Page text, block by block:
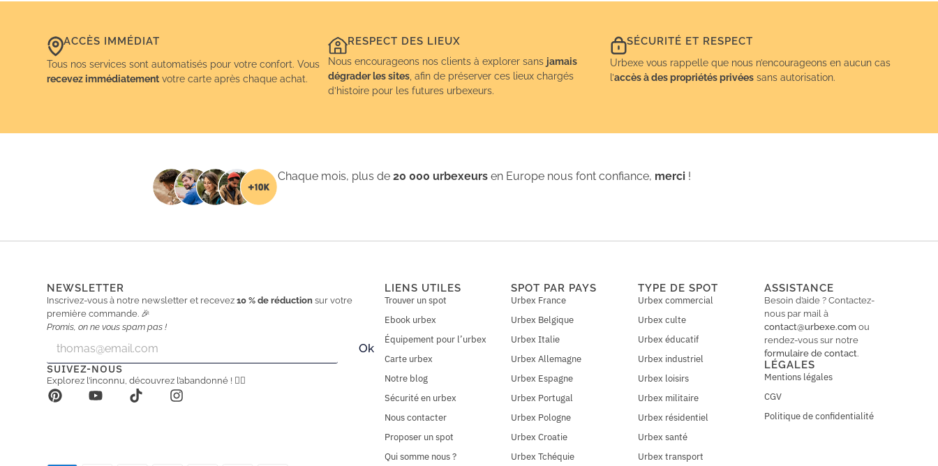
ACCÈS IMMÉDIAT
Tous nos services sont automatisés pour votre confort. Vous
recevez immédiatement votre carte après chaque achat.
RESPECT DES LIEUX
Nous encourageons nos clients à explorer sans jamais
dégrader les sites , afin de préserver ces lieux chargés
d’histoire pour les futures urbexeurs.
SÉCURITÉ ET RESPECT
Urbexe vous rappelle que nous n’encourageons en aucun cas
l’accès à des propriétés privéessans autorisation.
Chaque mois, plus de20 000 urbexeurs en Europe nous font confiance, merci !
NEWSLETTER
Inscrivez-vous à notre newsletter et recevez10 % de réduction sur votre
première commande. 🎉
Promis, on ne vous spam pas !
a
i
l
a
i
l
*
Ok
SUIVEZ-NOUS
Explorez l’inconnu, découvrez l’abandonné ! 🕵️‍♂️
LIENS UTILES
Trouver un spot
Ebook urbex
Équipement pour l’urbex
Carte urbex
Notre blog
Sécurité en urbex
Nous contacter
Proposer un spot
Qui somme nous ?
SPOT PAR PAYS
Urbex France
Urbex Belgique
Urbex Italie
Urbex Allemagne
Urbex Espagne
Urbex Portugal
Urbex Pologne
Urbex Croatie
Urbex Tchéquie
TYPE DE SPOT
Urbex commercial
Urbex culte
Urbex éducatif
Urbex industriel
Urbex loisirs
Urbex militaire
Urbex résidentiel
Urbex santé
Urbex transport
ASSISTANCE
Besoin d’aide ? Contactez-
nous par mail à
contact@urbexe.com ou
rendez-vous sur notre
formulaire de contact.
LÉGALES
Mentions légales
CGV
Politique de confidentialité